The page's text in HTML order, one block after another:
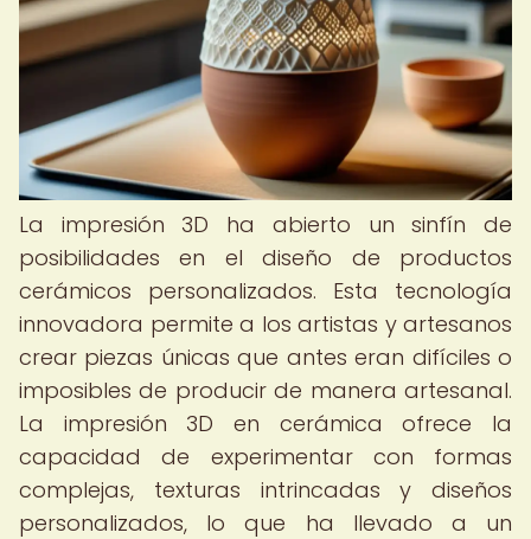
La impresión 3D ha abierto un sinfín de
posibilidades en el diseño de productos
cerámicos personalizados. Esta tecnología
innovadora permite a los artistas y artesanos
crear piezas únicas que antes eran difíciles o
imposibles de producir de manera artesanal.
La impresión 3D en cerámica ofrece la
capacidad de experimentar con formas
complejas, texturas intrincadas y diseños
personalizados, lo que ha llevado a un